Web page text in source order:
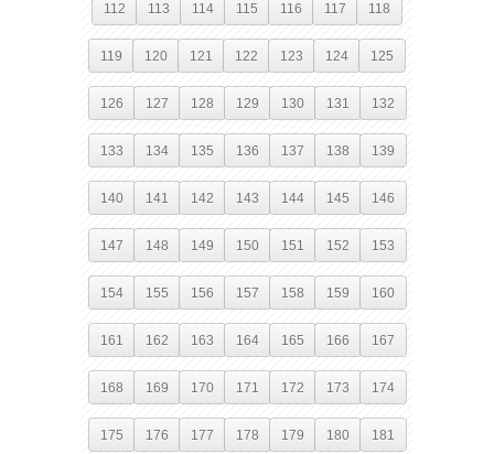
112 113 114 115 116 117 118
119 120 121 122 123 124 125
126 127 128 129 130 131 132
133 134 135 136 137 138 139
140 141 142 143 144 145 146
147 148 149 150 151 152 153
154 155 156 157 158 159 160
161 162 163 164 165 166 167
168 169 170 171 172 173 174
175 176 177 178 179 180 181